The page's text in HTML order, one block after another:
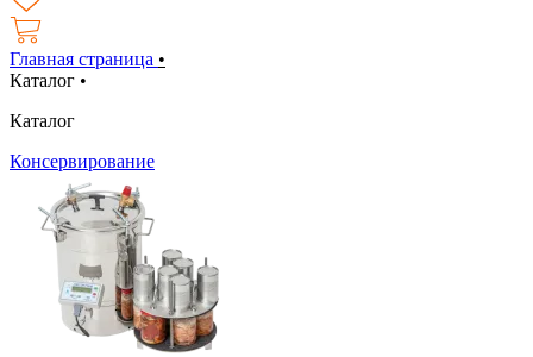
Главная страница •
Каталог •
Каталог
Консервирование